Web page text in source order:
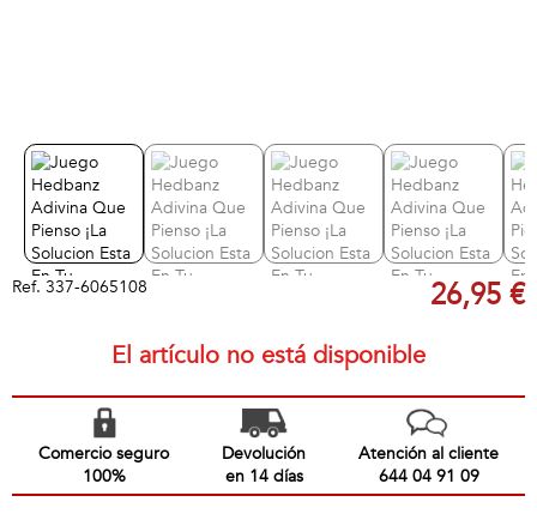
Ref. 337-6065108 26,95 €
El artículo no está disponible
Comercio seguro
100%
Devolución
en 14 días
Atención al cliente
644 04 91 09